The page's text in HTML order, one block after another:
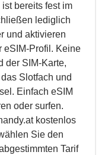
bereits fest im
lediglich
und aktivieren
eSIM-Profil. Keine
der SIM-Karte,
Slotfach und
Einfach eSIM
oder surfen.
kostenlos
Sie den
Tarif